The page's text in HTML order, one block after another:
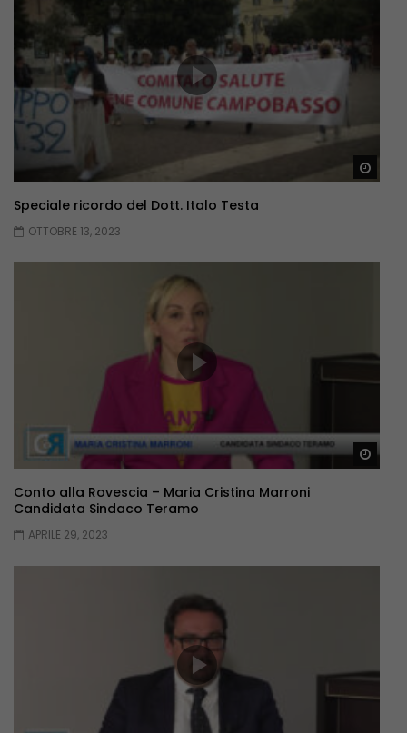
Speciale ricordo del Dott. Italo Testa
OTTOBRE 13, 2023
Conto alla Rovescia – Maria Cristina Marroni
Candidata Sindaco Teramo
APRILE 29, 2023